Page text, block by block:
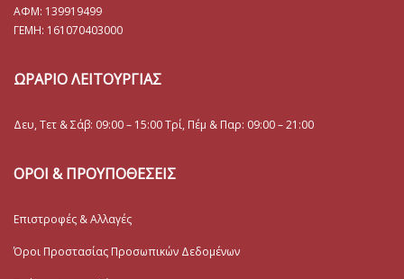
ΑΦΜ: 139919499
ΓΕΜΗ: 161070403000
ΩΡΑΡΙΟ ΛΕΙΤΟΥΡΓΙΑΣ
Δευ, Τετ & Σάβ: 09:00 – 15:00 Τρί, Πέμ & Παρ: 09:00 – 21:00
ΟΡΟΙ & ΠΡΟΥΠΟΘΕΣΕΙΣ
Επιστροφές & Αλλαγές
Όροι Προστασίας Προσωπικών Δεδομένων